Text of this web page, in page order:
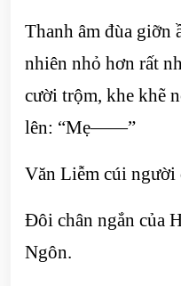
Thanh âm đùa giỡn
nhiên nhỏ hơn rất
cười trộm, khe khẽ
lên: “Mẹ——”
Văn Liễm cúi
Đôi chân ngắn của
Ngôn.